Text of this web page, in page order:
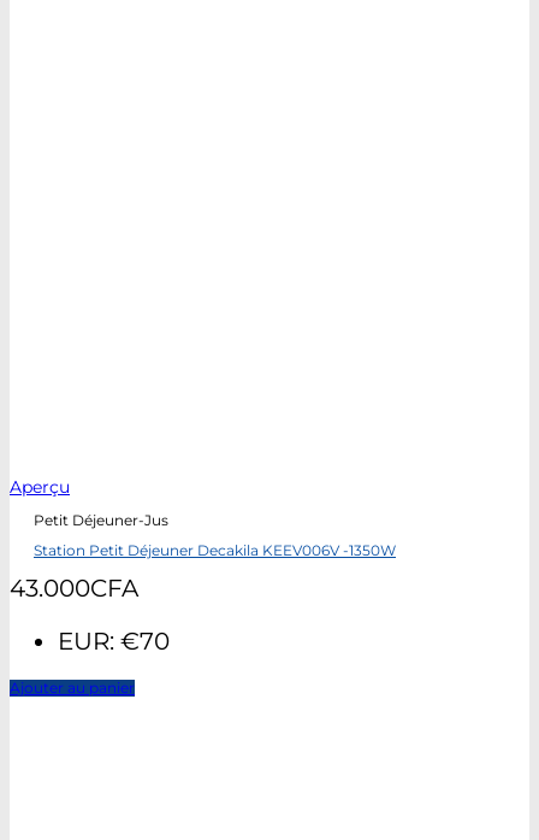
Aperçu
Petit Déjeuner-Jus
Station Petit Déjeuner Decakila KEEV006V -1350W
43.000CFA
EUR: €70
Ajouter au panier